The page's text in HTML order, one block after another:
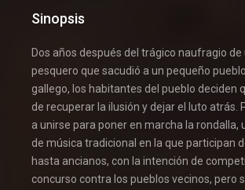
Sinopsis
Dos años después del trágico naufragio de
pesquero que sacudió a un pequeño
gallego, los habitantes del pueblo deciden
de recuperar la ilusión y dejar el luto atrás.
a unirse para poner en marcha la rondalla,
de música tradicional en la que participan
hasta ancianos, con la intención de
concurso contra los pueblos vecinos, pero